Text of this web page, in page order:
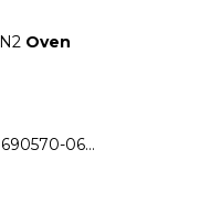
Oven
690570-06…